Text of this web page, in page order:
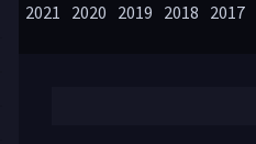
2021 2020 2019 2018 2017